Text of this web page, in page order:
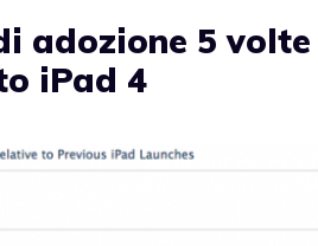
adozione 5 volte
iPad 4